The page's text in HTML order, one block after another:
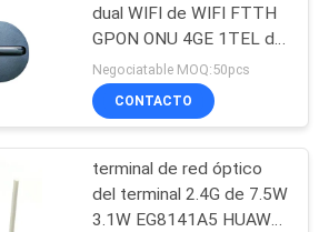
GPON ONU
143
dual WIFI de WIFI FTTH
GPON ONU 4GE 1TEL de
la frecuencia del Ontario
de Huawei
Negociatable MOQ:50pcs
CONTACTO
terminal de red óptico
del terminal 2.4G de 7.5W
3.1W EG8141A5 HUAWEI